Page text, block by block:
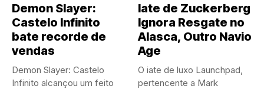
Demon Slayer:
Castelo Infinito
bate recorde de
vendas
Demon Slayer: Castelo
Infinito alcançou um feito
Iate de Zuckerberg
Ignora Resgate no
Alasca, Outro Navio
Age
O iate de luxo Launchpad,
pertencente a Mark